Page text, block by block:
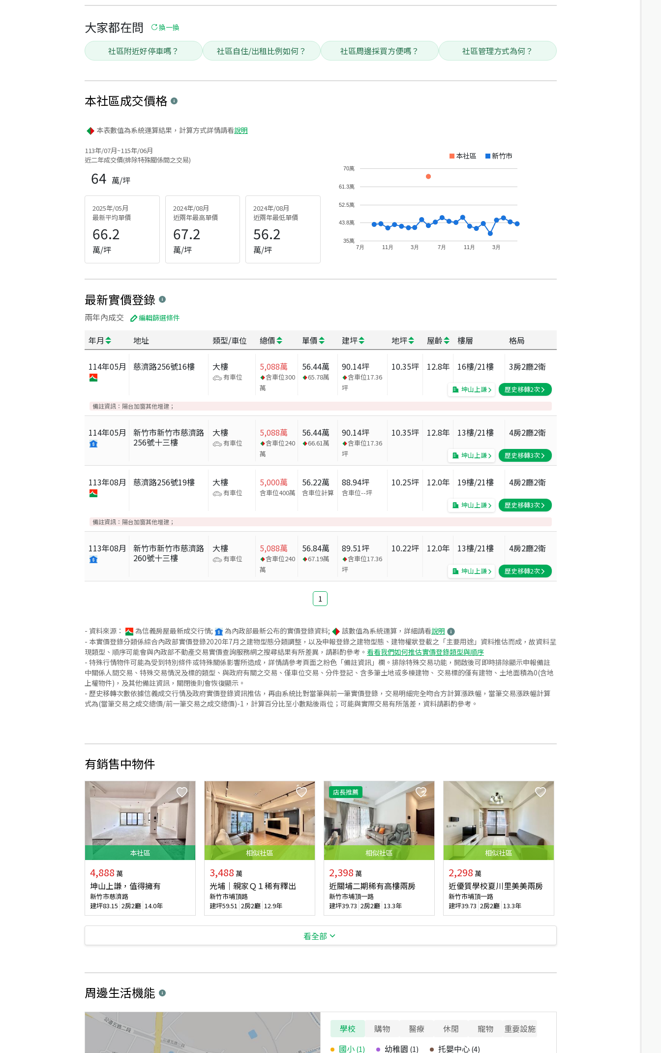
大家都在問 換一換
社區附近好停車嗎？ 社區自住/出租比例如何？ 社區周邊採買方便嗎？ 社區管理方式為何？
本社區成交價格
本表數值為系統運算結果，計算方式詳情請看說明
113年/07月~115年/06月
近二年成交價(排除特殊關係間之交易)
64 萬/坪
2025年/05月
最新平均單價
66.2
萬/坪
2024年/08月
近兩年最高單價
67.2
萬/坪
2024年/08月
近兩年最低單價
56.2
萬/坪
本社區 新竹市
7月 11月 3月 7月 11月 3月
35萬
43.8萬
52.5萬
61.3萬
70萬
最新實價登錄
兩年內成交 編輯篩選條件
年月 地址 類型/車位 總價 單價 建坪 地坪 屋齡 樓層 格局
114年05月 慈濟路256號16樓 大樓
有車位
5,088萬
含車位300
萬
56.44萬
65.78萬
90.14坪
含車位17.36
坪
10.35坪 12.8年 16樓/21樓 3房2廳2衛
坤山上謙 歷史移轉2次
備註資訊： 陽台加窗其他增建；
114年05月
新竹市新竹市慈濟路
256號十三樓
大樓
有車位
5,088萬
含車位240
萬
56.44萬
66.61萬
90.14坪
含車位17.36
坪
10.35坪 12.8年 13樓/21樓 4房2廳2衛
坤山上謙 歷史移轉3次
113年08月 慈濟路256號19樓 大樓
有車位
5,000萬
含車位400萬
56.22萬
含車位計算
88.94坪
含車位--坪
10.25坪 12.0年 19樓/21樓 4房2廳2衛
坤山上謙 歷史移轉3次
備註資訊： 陽台加窗其他增建；
113年08月
新竹市新竹市慈濟路
260號十三樓
大樓
有車位
5,088萬
含車位240
萬
56.84萬
67.19萬
89.51坪
含車位17.36
坪
10.22坪 12.0年 13樓/21樓 4房2廳2衛
坤山上謙 歷史移轉2次
1
- 資料來源： 為信義房屋最新成交行情; 為內政部最新公布的實價登錄資料; 該數值為系統運算，詳細請看說明
- 本實價登錄分類係綜合內政部實價登錄2020年7月之建物型態分類調整，以及申報登錄之建物型態、建物權狀登載之「主要用途」資料推估而成，故資料呈
現類型、順序可能會與內政部不動產交易實價查詢服務網之搜尋結果有所差異，請斟酌參考。 看看我們如何推估實價登錄類型與順序
- 特殊行情物件可能為受到特別條件或特殊關係影響所造成，詳情請參考頁面之粉色「備註資訊」欄。排除特殊交易功能，開啟後可即時排除顯示申報備註
中關係人間交易、特殊交易情況及標的類型、與政府有關之交易、僅車位交易、分件登記、含多筆土地或多棟建物、 交易標的僅有建物、土地面積為0(含地
上權物件)，及其他備註資訊，關閉後則會恢復顯示。
- 歷史移轉次數依據信義成交行情及政府實價登錄資訊推估，再由系統比對當筆與前一筆實價登錄，交易明細完全吻合方計算漲跌幅，當筆交易漲跌幅計算
式為(當筆交易之成交總價/前一筆交易之成交總價)-1，計算百分比至小數點後兩位；可能與實際交易有所落差，資料請斟酌參考。
有銷售中物件
本社區
4,888 萬
坤山上謙，值得擁有
新竹市慈濟路
建坪83.15 2房2廳 14.0年
相似社區
3,488 萬
光埔｜親家Ｑ１稀有釋出
新竹市埔頂路
建坪59.51 2房2廳 12.9年
店長推薦
相似社區
2,398 萬
近關埔二期稀有高樓兩房
新竹市埔頂一路
建坪39.73 2房2廳 13.3年
相似社區
2,298 萬
近優質學校夏川里美美兩房
新竹市埔頂一路
建坪39.73 2房2廳 13.3年
看全部
周邊生活機能
學校 購物 醫療 休閒 寵物
重要設施
國小 (1) 幼稚園 (1) 托嬰中心 (4)